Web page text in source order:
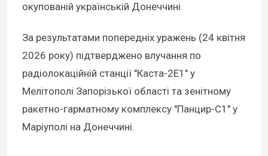
окупованій українській Донеччині.
За результатами попередніх уражень (24 квітня
2026 року) підтверджено влучання по
радіолокаційній станції "Каста-2Е1" у
Мелітополі Запорізької області та зенітному
ракетно-гарматному комплексу "Панцир-С1" у
Маріуполі на Донеччині.